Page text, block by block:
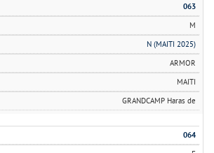
063
M
N (MAITI 2025)
ARMOR
MAITI
GRANDCAMP Haras de
064